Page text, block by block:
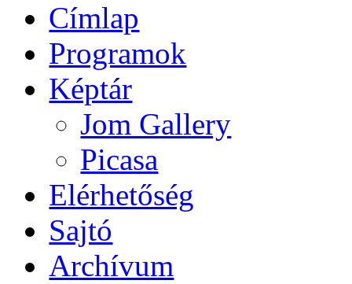
Címlap
Programok
Képtár
Jom Gallery
Picasa
Elérhetőség
Sajtó
Archívum